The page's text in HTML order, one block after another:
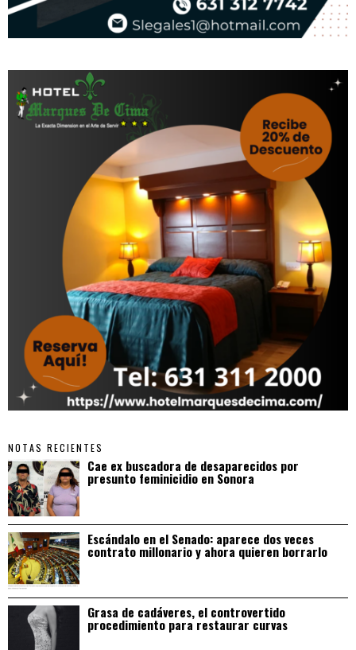
NOTAS RECIENTES
Cae ex buscadora de desaparecidos por
presunto feminicidio en Sonora
Escándalo en el Senado: aparece dos veces
contrato millonario y ahora quieren borrarlo
Grasa de cadáveres, el controvertido
procedimiento para restaurar curvas